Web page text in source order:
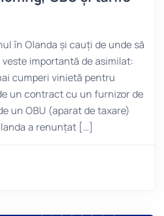
în Olanda și cauți de unde să
importantă de asimilat:
cumperi vinietă pentru
un contract cu un furnizor de
un OBU (aparat de taxare)
a renunțat […]